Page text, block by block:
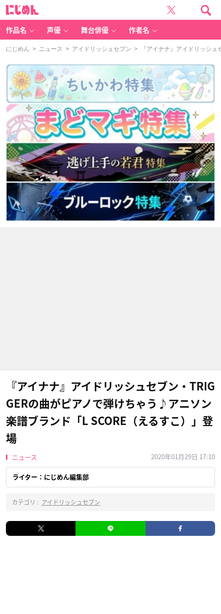
作品名 声優 舞台俳優 作者名
にじめん > ニュース > アイドリッシュセブン > 『アイナナ』アイドリッシュ
『アイナナ』アイドリッシュセブン・TRIG
GERの曲がピアノで弾けちゃう♪アニソン
楽譜ブランド「L SCORE（えるすこ）」登
場
ニュース 2020年01月29日 17:10
ライター：にじめん編集部
カテゴリ : アイドリッシュセブン